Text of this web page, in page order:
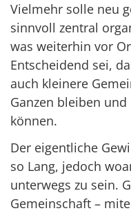
Vielmehr solle neu
sinnvoll zentral
was weiterhin vor
Entscheidend sei,
auch kleinere
Ganzen bleiben
können.
Der eigentliche
so Lang, jedoch
unterwegs zu sein.
Gemeinschaft –